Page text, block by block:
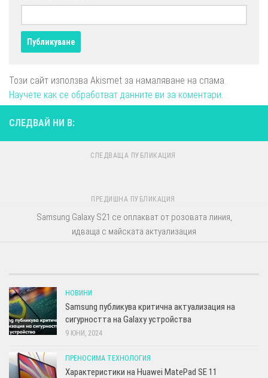
Този сайт използва Akismet за намаляване на спама.
Научете как се обработват данните ви за коментари.
СЛЕДВАЙ НИ В:
СЛЕДВАЩА ПУБЛИКАЦИЯ
ПРЕДИШНА ПУБЛИКАЦИЯ
Samsung Galaxy S21 се оплакват от розовата линия,
идваща с майската актуализация
НОВИНИ
Samsung публикува критична актуализация на
сигурността на Galaxy устройства
9 ЮНИ, 2024
ПРЕНОСИМА ТЕХНОЛОГИЯ
Характеристики на Huawei MatePad SE 11